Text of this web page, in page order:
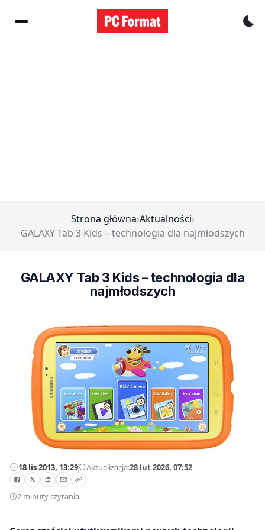
Strona główna›Aktualności›
GALAXY Tab 3 Kids – technologia dla najmłodszych
GALAXY Tab 3 Kids – technologia dla
najmłodszych
18 lis 2013, 13:29—Aktualizacja:28 lut 2026, 07:52
2 minuty czytania